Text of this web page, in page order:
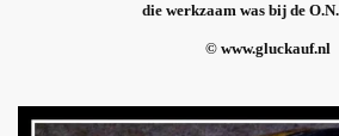
die werkzaam was bij de
© www.gluckauf.nl